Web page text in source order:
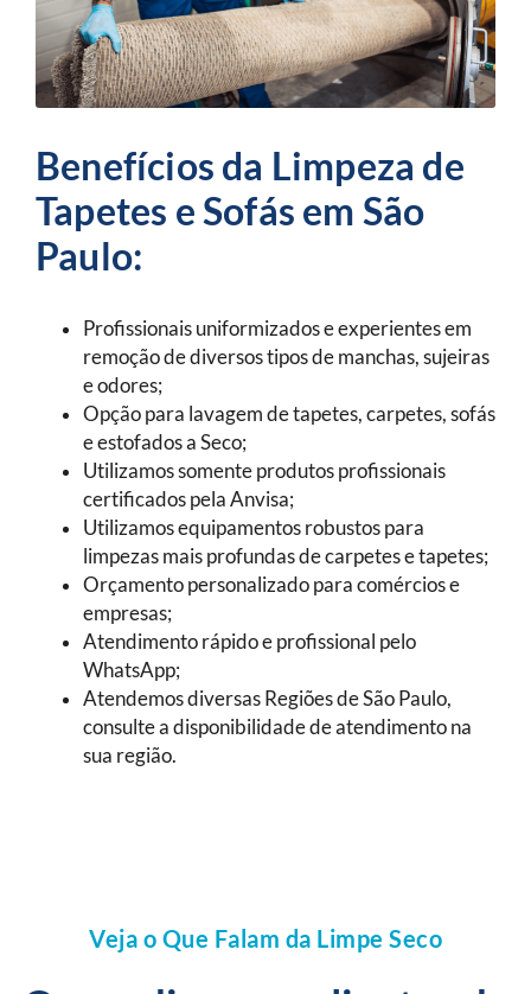
Benefícios da Limpeza de
Tapetes e Sofás em São
Paulo:
Profissionais uniformizados e experientes em
remoção de diversos tipos de manchas, sujeiras
e odores;
Opção para lavagem de tapetes, carpetes, sofás
e estofados a Seco;
Utilizamos somente produtos profissionais
certificados pela Anvisa;
Utilizamos equipamentos robustos para
limpezas mais profundas de carpetes e tapetes;
Orçamento personalizado para comércios e
empresas;
Atendimento rápido e profissional pelo
WhatsApp;
Atendemos diversas Regiões de São Paulo,
consulte a disponibilidade de atendimento na
sua região.
Veja o Que Falam da Limpe Seco